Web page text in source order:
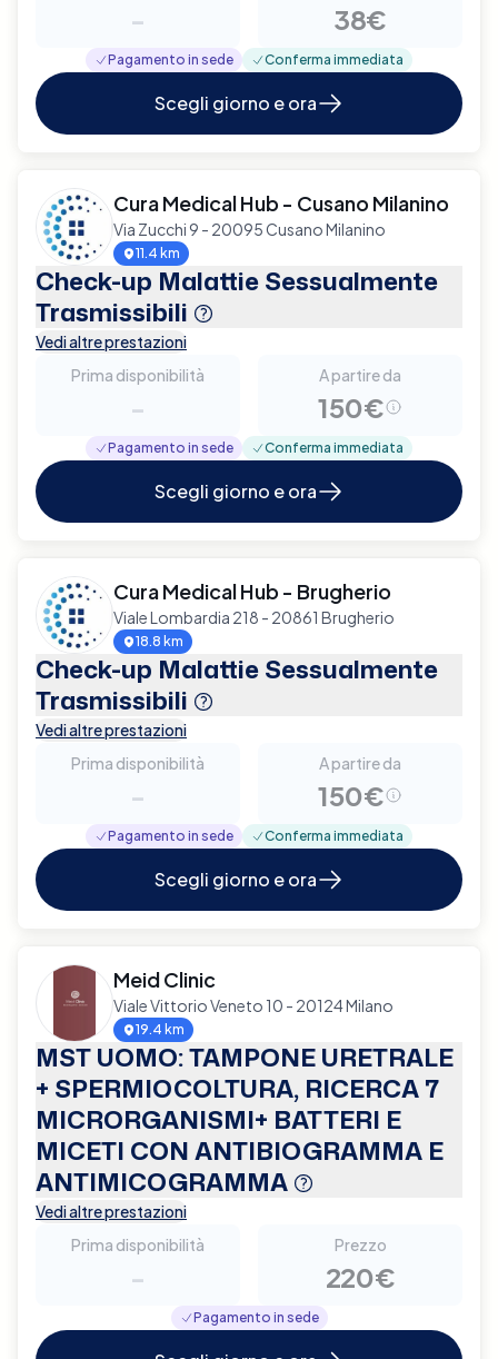
- 38€
Pagamento in sede Conferma immediata
Scegli giorno e ora
Cura Medical Hub - Cusano Milanino
Via Zucchi 9 - 20095 Cusano Milanino
11.4 km
Check-up Malattie Sessualmente
Trasmissibili
Vedi altre prestazioni
Prima disponibilità
-
A partire da
150€
Pagamento in sede Conferma immediata
Scegli giorno e ora
Cura Medical Hub - Brugherio
Viale Lombardia 218 - 20861 Brugherio
18.8 km
Check-up Malattie Sessualmente
Trasmissibili
Vedi altre prestazioni
Prima disponibilità
-
A partire da
150€
Pagamento in sede Conferma immediata
Scegli giorno e ora
Meid Clinic
Viale Vittorio Veneto 10 - 20124 Milano
19.4 km
MST UOMO: TAMPONE URETRALE
+ SPERMIOCOLTURA, RICERCA 7
MICRORGANISMI+ BATTERI E
MICETI CON ANTIBIOGRAMMA E
ANTIMICOGRAMMA
Vedi altre prestazioni
Prima disponibilità
-
Prezzo
220€
Pagamento in sede